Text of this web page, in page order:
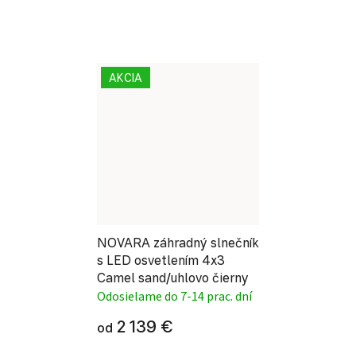
AKCIA
NOVARA záhradný slnečník
s LED osvetlením 4x3
Camel sand/uhlovo čierny
Odosielame do 7-14 prac. dní
od 2 139 €